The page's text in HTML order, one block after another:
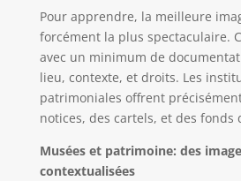
Pour apprendre, la meilleure
forcément la plus spectaculaire.
avec un minimum de
lieu, contexte, et droits. Les
patrimoniales offrent
notices, des cartels, et des fonds
Musées et patrimoine: des
contextualisées